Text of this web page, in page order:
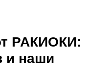
РАКИОКИ:
и наши